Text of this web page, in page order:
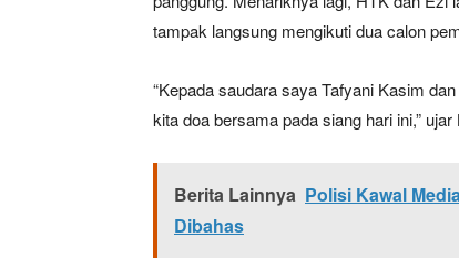
tampak langsung mengikuti dua calon
“Kepada saudara saya Tafyani Kasim
kita doa bersama pada siang hari ini,”
Berita Lainnya Polisi Kawal
Dibahas